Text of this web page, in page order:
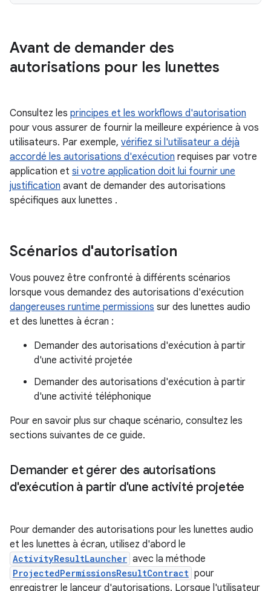
Avant de demander des
autorisations pour les lunettes
Consultez les principes et les workflows d'autorisation
pour vous assurer de fournir la meilleure expérience à vos
utilisateurs. Par exemple, vérifiez si l'utilisateur a déjà
accordé les autorisations d'exécution requises par votre
application et si votre application doit lui fournir une
justification avant de demander des autorisations
spécifiques aux lunettes .
Scénarios d'autorisation
Vous pouvez être confronté à différents scénarios
lorsque vous demandez des autorisations d'exécution
dangereuses runtime permissions sur des lunettes audio
et des lunettes à écran :
Demander des autorisations d'exécution à partir
d'une activité projetée
Demander des autorisations d'exécution à partir
d'une activité téléphonique
Pour en savoir plus sur chaque scénario, consultez les
sections suivantes de ce guide.
Demander et gérer des autorisations
d'exécution à partir d'une activité projetée
Pour demander des autorisations pour les lunettes audio
et les lunettes à écran, utilisez d'abord le
ActivityResultLauncher avec la méthode
ProjectedPermissionsResultContract pour
enregistrer le lanceur d'autorisations. Lorsque l'utilisateur